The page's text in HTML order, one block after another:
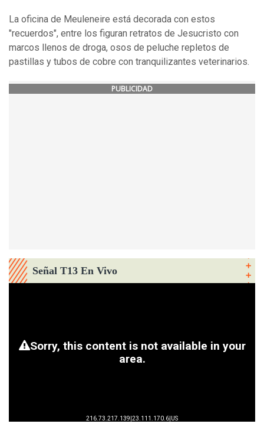
La oficina de Meuleneire está decorada con estos
"recuerdos", entre los figuran retratos de Jesucristo con
marcos llenos de droga, osos de peluche repletos de
pastillas y tubos de cobre con tranquilizantes veterinarios.
PUBLICIDAD
Señal T13 En Vivo